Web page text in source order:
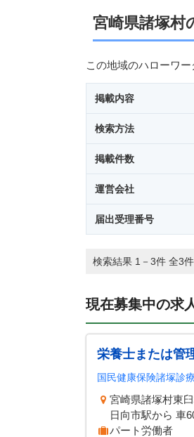
宮崎県諸塚村
この地域のハローワ
掲載内容
検索方法
掲載件数
運営会社
届出受理番号
検索結果 1－3件 全3件
現在募集中の求
栄養士または管
国民健康保険諸塚診
宮崎県諸塚村東
日向市駅から 車
パート労働者